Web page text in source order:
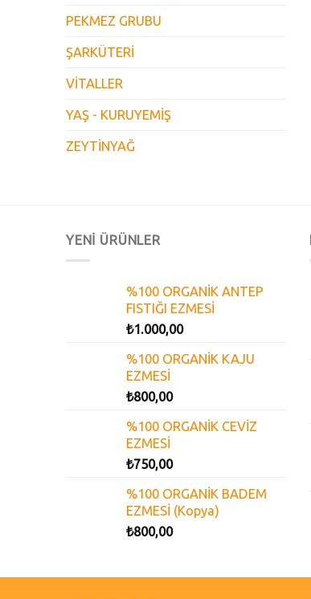
PEKMEZ GRUBU
ŞARKÜTERİ
VİTALLER
YAŞ - KURUYEMİŞ
ZEYTİNYAĞ
YENİ ÜRÜNLER
%100 ORGANİK ANTEP
FISTIĞI EZMESİ
₺1.000,00
%100 ORGANİK KAJU
EZMESİ
₺800,00
%100 ORGANİK CEVİZ
EZMESİ
₺750,00
%100 ORGANİK BADEM
EZMESİ (Kopya)
₺800,00